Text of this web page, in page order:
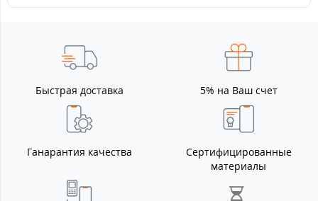
Быстрая доставка 5% на Ваш счет
Ганарантия качества
Сертифицированные
материалы